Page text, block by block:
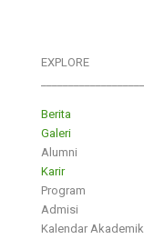
EXPLORE
Berita
Galeri
Alumni
Karir
Program
Admisi
Kalendar Akademik